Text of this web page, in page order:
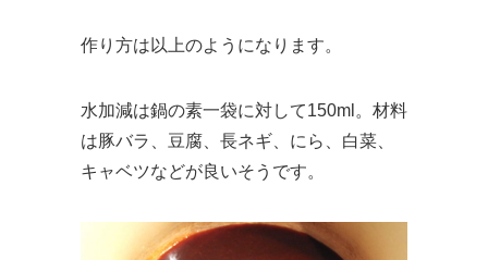
作り方は以上のようになります。
水加減は鍋の素一袋に対して150ml。材料
は豚バラ、豆腐、長ネギ、にら、白菜、
キャベツなどが良いそうです。